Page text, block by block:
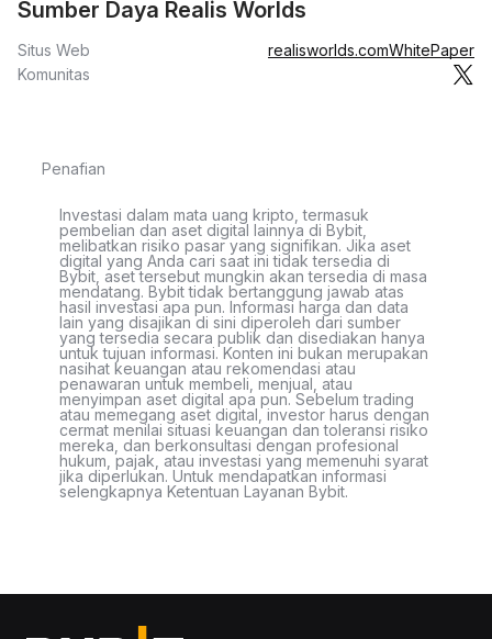
Sumber Daya Realis Worlds
Situs Web realisworlds.comWhitePaper
Komunitas
Penafian
Investasi dalam mata uang kripto, termasuk
pembelian dan aset digital lainnya di Bybit,
melibatkan risiko pasar yang signifikan. Jika aset
digital yang Anda cari saat ini tidak tersedia di
Bybit, aset tersebut mungkin akan tersedia di masa
mendatang. Bybit tidak bertanggung jawab atas
hasil investasi apa pun. Informasi harga dan data
lain yang disajikan di sini diperoleh dari sumber
yang tersedia secara publik dan disediakan hanya
untuk tujuan informasi. Konten ini bukan merupakan
nasihat keuangan atau rekomendasi atau
penawaran untuk membeli, menjual, atau
menyimpan aset digital apa pun. Sebelum trading
atau memegang aset digital, investor harus dengan
cermat menilai situasi keuangan dan toleransi risiko
mereka, dan berkonsultasi dengan profesional
hukum, pajak, atau investasi yang memenuhi syarat
jika diperlukan. Untuk mendapatkan informasi
selengkapnya Ketentuan Layanan Bybit.